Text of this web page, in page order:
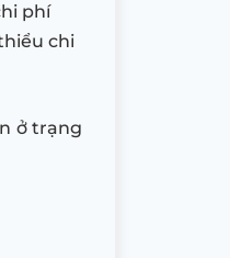
phí
chi
ở trạng